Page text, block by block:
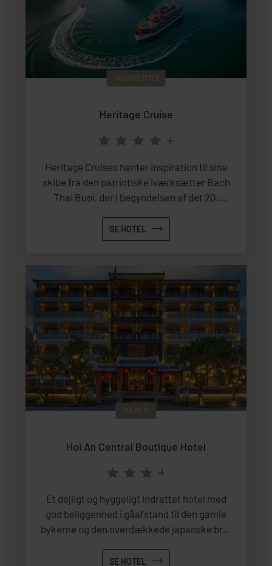
HALONGBUGTEN
Heritage Cruise
+
Heritage Cruises henter inspiration til sine
skibe fra den patriotiske iværksætter Bach
Thai Buoi, der i begyndelsen af det 20.
vandvejene i Tonkin i det nordlige Vietnam.
SE HOTEL
HOI AN BY
Hoi An Central Boutique Hotel
+
Et dejligt og hyggeligt indrettet hotel med
god beliggenhed i gåafstand til den gamle
bykerne og den overdækkede japanske bro.
bygninger, og i midten ligger en dejlig pool
SE HOTEL